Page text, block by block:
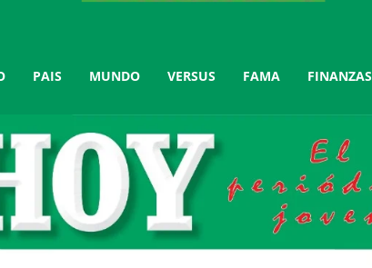
PAIS MUNDO VERSUS FAMA FINANZAS